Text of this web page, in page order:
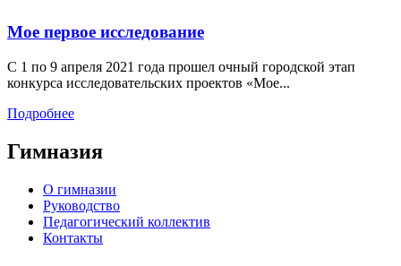
Мое первое исследование
С 1 по 9 апреля 2021 года прошел очный городской этап
конкурса исследовательских проектов «Мое...
Подробнее
Гимназия
О гимназии
Руководство
Педагогический коллектив
Контакты